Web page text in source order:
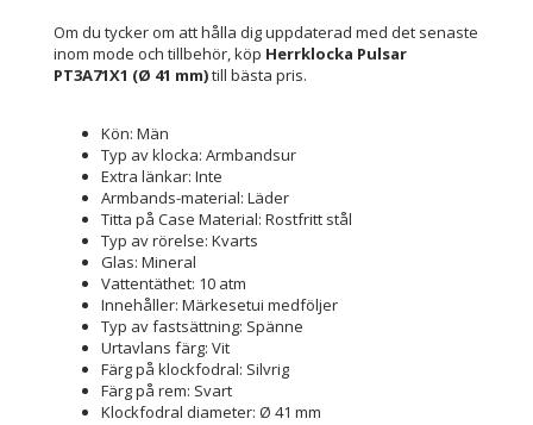
Om du tycker om att hålla dig uppdaterad med det senaste
inom mode och tillbehör, köp Herrklocka Pulsar
PT3A71X1 (Ø 41 mm)till bästa pris.
Kön: Män
Typ av klocka: Armbandsur
Extra länkar: Inte
Armbands-material: Läder
Titta på Case Material: Rostfritt stål
Typ av rörelse: Kvarts
Glas: Mineral
Vattentäthet: 10 atm
Innehåller: Märkesetui medföljer
Typ av fastsättning: Spänne
Urtavlans färg: Vit
Färg på klockfodral: Silvrig
Färg på rem: Svart
Klockfodral diameter: Ø 41 mm